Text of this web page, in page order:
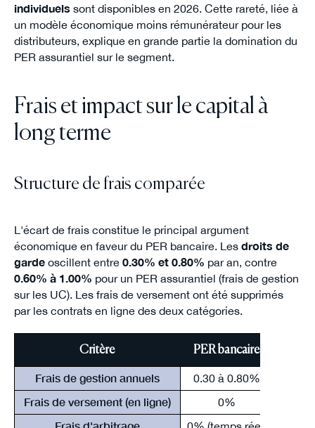
individuels sont disponibles en 2026. Cette rareté, liée à
un modèle économique moins rémunérateur pour les
distributeurs, explique en grande partie la domination du
PER assurantiel sur le segment.
Frais et impact sur le capital à
long terme
Structure de frais comparée
L'écart de frais constitue le principal argument
économique en faveur du PER bancaire. Les droits de
gardeoscillent entre 0.30% et 0.80% par an, contre
0.60% à 1.00% pour un PER assurantiel (frais de gestion
sur les UC). Les frais de versement ont été supprimés
par les contrats en ligne des deux catégories.
Critère PER bancaire
Frais de gestion annuels
0.30 à 0.80%
Frais de versement (en ligne)
0%